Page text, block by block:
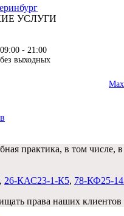
УСЛУГИ
09:00 - 21:00
без выходных
Max
практика, в том числе,
, 26-КАС23-1-К5, 78-КФ25-
права наших клиентов